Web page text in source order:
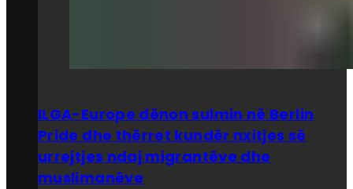
ILGA-Europe dënon sulmin në Berlin
Pride dhe thërret kundër nxitjes së
urrejtjes ndaj migrantëve dhe
muslimanëve